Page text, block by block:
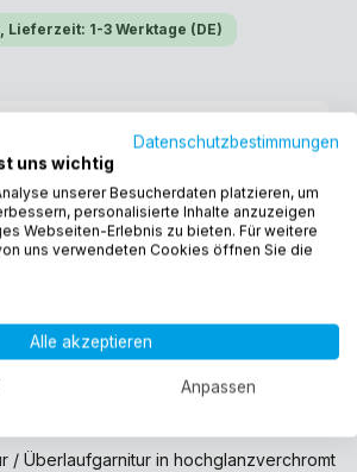
1-3 Werktage (DE)
In den Warenkorb
/ Überlaufgarnitur in hochglanzverchromt
Datenschutzbestimmungen
uns wichtig
unserer Besucherdaten platzieren, um
personalisierte Inhalte anzuzeigen
Webseiten-Erlebnis zu bieten. Für weitere
uns verwendeten Cookies öffnen Sie die
Alle akzeptieren
Anpassen